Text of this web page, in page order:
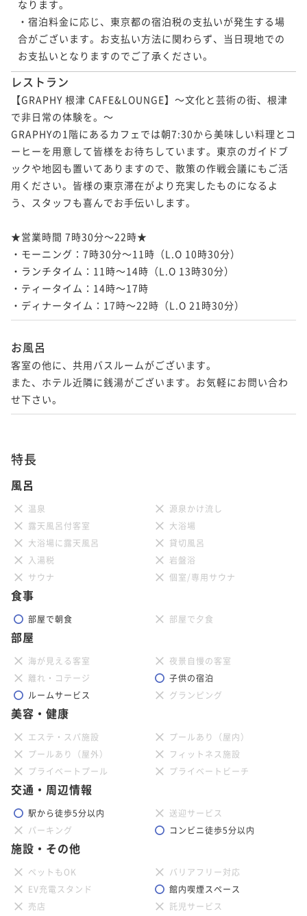
なります。
・宿泊料金に応じ、東京都の宿泊税の支払いが発生する場
合がございます。お支払い方法に関わらず、当日現地での
お支払いとなりますのでご了承ください。
レストラン
【GRAPHY 根津 CAFE&LOUNGE】～文化と芸術の街、根津
で非日常の体験を。～
GRAPHYの1階にあるカフェでは朝7:30から美味しい料理とコ
ーヒーを用意して皆様をお待ちしています。東京のガイドブ
ックや地図も置いてありますので、散策の作戦会議にもご活
用ください。皆様の東京滞在がより充実したものになるよ
う、スタッフも喜んでお手伝いします。
★営業時間 7時30分～22時★
・モーニング：7時30分～11時（L.O 10時30分）
・ランチタイム：11時～14時（L.O 13時30分）
・ティータイム：14時～17時
・ディナータイム：17時～22時（L.O 21時30分）
お風呂
客室の他に、共用バスルームがございます。
また、ホテル近隣に銭湯がございます。お気軽にお問い合わ
せ下さい。
特長
風呂
温泉
源泉かけ流し
露天風呂付客室
大浴場
大浴場に露天風呂
貸切風呂
入湯税
岩盤浴
サウナ
個室/専用サウナ
食事
部屋で朝食 部屋で夕食
部屋
海が見える客室
夜景自慢の客室
離れ・コテージ
子供の宿泊
ルームサービス
グランピング
美容・健康
エステ・スパ施設
プールあり（屋内）
プールあり（屋外）
フィットネス施設
プライベートプール
プライベートビーチ
交通・周辺情報
駅から徒歩5分以内
送迎サービス
パーキング
コンビニ徒歩5分以内
施設・その他
ペットもOK
バリアフリー対応
EV充電スタンド
館内喫煙スペース
売店
託児サービス